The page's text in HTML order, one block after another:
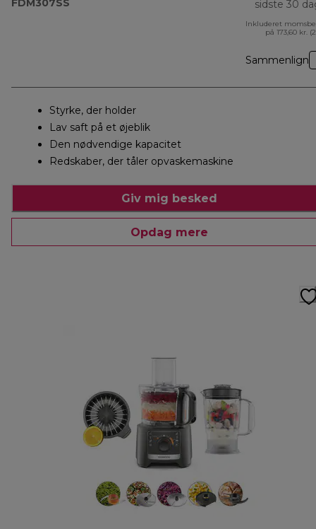
FDM307SS
sidste 30
Inkluderet
på 173,60 kr.
Sammenlign
Styrke, der holder
Lav saft på et øjeblik
Den nødvendige kapacitet
Redskaber, der tåler opvaskemaskine
Giv mig besked
Opdag mere